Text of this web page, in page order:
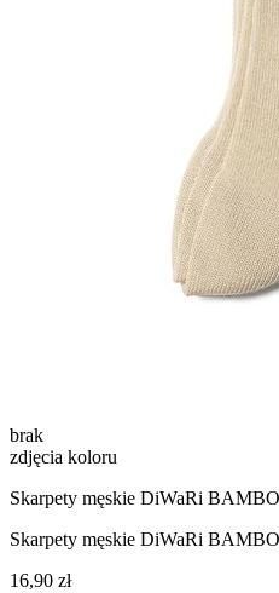
brak
zdjęcia koloru
Skarpety męskie DiWaRi
Skarpety męskie DiWaRi
16,90 zł